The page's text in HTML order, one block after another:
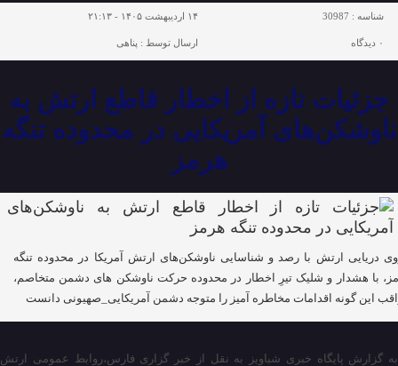
شناسه : 30987 ۱۴ اردیبهشت ۱۴۰۵ - ۲۱:۱۳
۰ دیدگاه ارسال توسط : پناهی
جزئیات تازه از اخطار قاطع ارتش به
ناوشکن‌های آمریکایی در محدوده تنگه
هرمز
دریایی ارتش با رصد و شناسایی ناوشکن‌های ارتش آمریکا در محدوده تنگه
با هشدار و شلیک تیرِ اخطار در محدوده حرکت ناوشکن های دشمن متخاصم،
این گونه اقدامات مخاطره آمیز را متوجه دشمن آمریکایی_صهیونی دانست
به گزارش پایگاه خبری شباویز به نقل از خبر گزاری فارس،روابط عمومی ارتش